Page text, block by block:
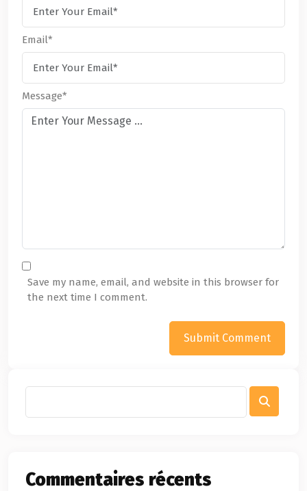
Email*
Message*
Save my name, email, and website in this browser for
the next time I comment.
Commentaires récents